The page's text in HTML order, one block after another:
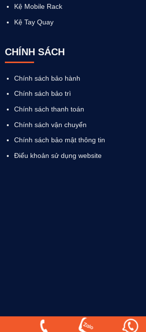
Kệ Mobile Rack
Kệ Tay Quay
CHÍNH SÁCH
Chính sách bảo hành
Chính sách bảo trì
Chính sách thanh toán
Chính sách vận chuyển
Chính sách bảo mật thông tin
Điểu khoản sử dụng website